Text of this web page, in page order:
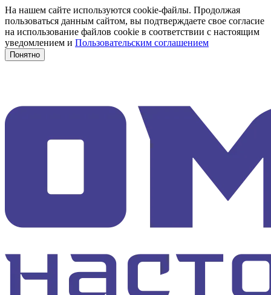
На нашем сайте используются cookie-файлы. Продолжая
пользоваться данным сайтом, вы подтверждаете свое согласие
на использование файлов cookie в соответствии с настоящим
уведомлением и Пользовательским соглашением
Понятно